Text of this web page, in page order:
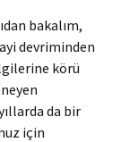
bakalım,
devriminden
körü
da bir
için